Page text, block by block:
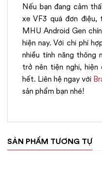
Nếu bạn đang cảm
xe VF3 quá đơn
MHU Android Gen
hiện nay. Với chi phí
nhiều tính năng thông
trở nên tiện nghi,
hết. Liên hệ ngay với
sản phẩm bạn nhé!
SẢN PHẨM TƯƠNG TỰ